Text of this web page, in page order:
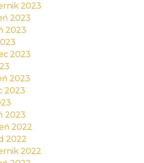
2023
2023
2023
2023
2023
2023
2023
2022
2022
2022